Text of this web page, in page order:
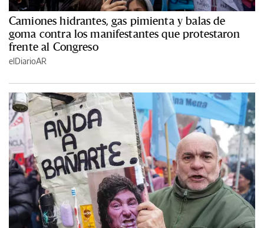
Camiones hidrantes, gas pimienta y balas de
goma contra los manifestantes que protestaron
frente al Congreso
elDiarioAR